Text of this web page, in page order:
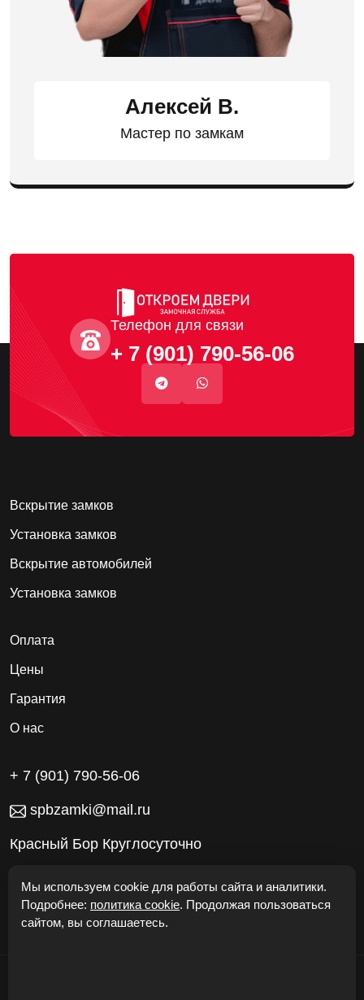
Алексей В.
Мастер по замкам
Телефон для связи
+ 7 (901) 790-56-06
Вскрытие замков
Установка замков
Вскрытие автомобилей
Установка замков
Оплата
Цены
Гарантия
О нас
+ 7 (901) 790-56-06
spbzamki@mail.ru
Красный Бор Круглосуточно
Работаем без выходных
Мы используем cookie для работы сайта и аналитики.
Подробнее: политика cookie. Продолжая пользоваться
сайтом, вы соглашаетесь.